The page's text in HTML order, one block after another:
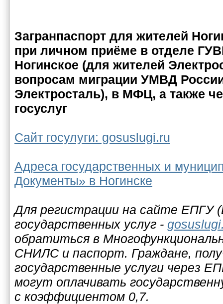
Загранпаспорт для жителей
при личном приёме в отделе
Ногинское (для жителей
вопросам миграции УМВД
Электросталь), в МФЦ, а также
госуслуг
Сайт госулуги: gosuslugi.ru
Адреса государственных и
Документы» в Ногинске
Для регистрации на сайте ЕПГУ
государственных услуг -
обратиться в
СНИЛС и паспорт. Граждане,
государственные услуги через
могут оплачивать
с коэффициентом 0,7.